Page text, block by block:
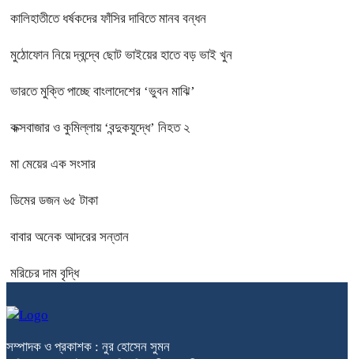
কালিহাতীতে ধর্ষকদের ফাঁসির দাবিতে মানব বন্ধন
মুঠোফোন নিয়ে দ্বন্দ্বে ছোট ভাইয়ের হাতে বড় ভাই খুন
ভারতে মুক্তি পাচ্ছে বাংলাদেশের ‘ভুবন মাঝি’
কক্সবাজার ও কুমিল্লায় ‘বন্দুকযুদ্ধে’ নিহত ২
মা মেয়ের এক সংসার
ডিমের ডজন ৬৫ টাকা
বাবার অনেক আদরের সন্তান
মরিচের দাম বৃদ্ধি
সম্পাদক ও প্রকাশক : নুর হোসেন সুমন